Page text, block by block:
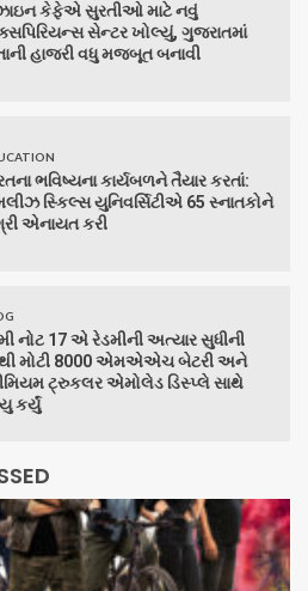
કેફેએ સુરતીઓ માટે નવું
સેન્ટર ખોલ્યું, ગુજરાતમાં
હાજરી વધુ મજબૂત બનાવી
ભવિષ્યના કાર્યબળને તૈયાર કરતાં:
સ્કિલ્સ યુનિવર્સિટીએ 65 સ્નાતકોને
એનાયત કરી
નોટ 17 એ રેડમીની અત્યાર સુધીની
મોટી 8000 એમએએચ બેટરી અને
ટ્રુકલર એમોલેડ ડિસ્પ્લે સાથે
કર્યું